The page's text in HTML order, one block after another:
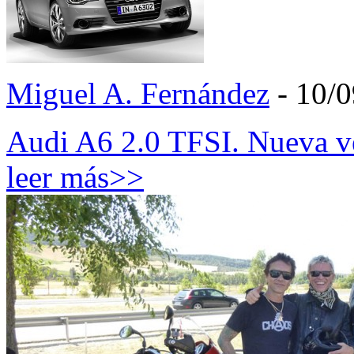
Miguel A. Fernández - 10/
Audi A6 2.0 TFSI. Nueva
leer más>>